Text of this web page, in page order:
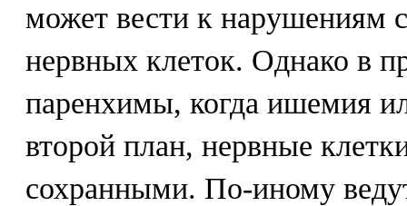
может вести к нарушениям
нервных клеток. Однако в
паренхимы, когда ишемия
второй план, нервные
сохранными. По-иному